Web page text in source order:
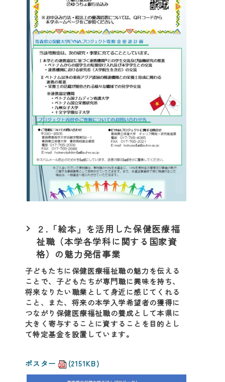
２.「絵本」を活用した保健医療福
祉職（本学各学科に関する国家資
格）の魅力発信事業
子どもたちに保健医療福祉職の魅力を伝える
ことで、子どもたちが専門職に興味を持ち、
将来なりたい職業として身近に感じてくれる
こと、また、将来の本学入学希望者の獲得に
つながり保健医療福祉職の養成として本県に
大きく寄与することに資することを目的とし
て特定基金を設置しています。
ポスター (2151KB)